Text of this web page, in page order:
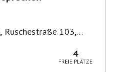
, Ruschestraße 103,
4
FREIE PLÄTZE